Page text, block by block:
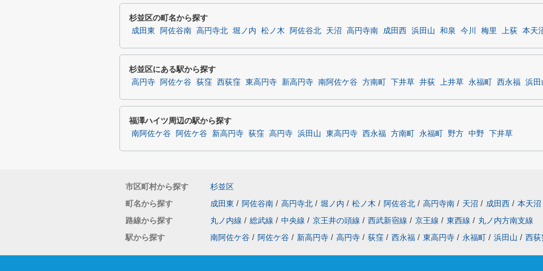
杉並区の町名から探す
成田東 阿佐谷南 高円寺北 堀ノ内 松ノ木 阿佐谷北 天沼 高円寺南 成田西 浜田山 和泉 今川 梅里 上荻 本天
杉並区にある駅から探す
高円寺 阿佐ケ谷 荻窪 西荻窪 東高円寺 新高円寺 南阿佐ケ谷 方南町 下井草 井荻 上井草 永福町 西永福 浜田
福澤ハイツ周辺の駅から探す
南阿佐ケ谷 阿佐ケ谷 新高円寺 荻窪 高円寺 浜田山 東高円寺 西永福 方南町 永福町 野方 中野 下井草
市区町村から探す
杉並区
町名から探す
成田東 / 阿佐谷南 / 高円寺北 / 堀ノ内 / 松ノ木 / 阿佐谷北 / 高円寺南 / 天沼 / 成田西 / 本天沼
路線から探す
丸ノ内線 / 総武線 / 中央線 / 京王井の頭線 / 西武新宿線 / 京王線 / 東西線 / 丸ノ内方南支線
駅から探す
南阿佐ケ谷 / 阿佐ケ谷 / 新高円寺 / 高円寺 / 荻窪 / 西永福 / 東高円寺 / 永福町 / 浜田山 / 西荻